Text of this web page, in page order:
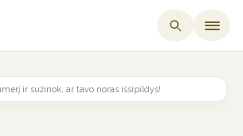
ir sužinok, ar tavo noras išsipildys!